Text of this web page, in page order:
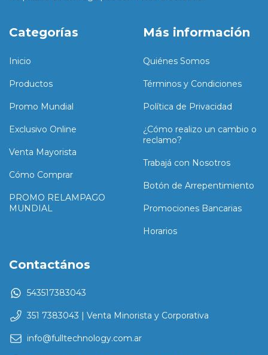
Categorías
Inicio
Productos
Promo Mundial
Exclusivo Online
Venta Mayorista
Cómo Comprar
PROMO RELAMPAGO
MUNDIAL
Más información
Quiénes Somos
Términos y Condiciones
Política de Privacidad
¿Cómo realizo un cambio o
reclamo?
Trabajá con Nosotros
Botón de Arrepentimiento
Promociones Bancarias
Horarios
Contactános
543517383043
351 7383043 | Venta Minorista y Corporativa
info@fulltechnology.com.ar